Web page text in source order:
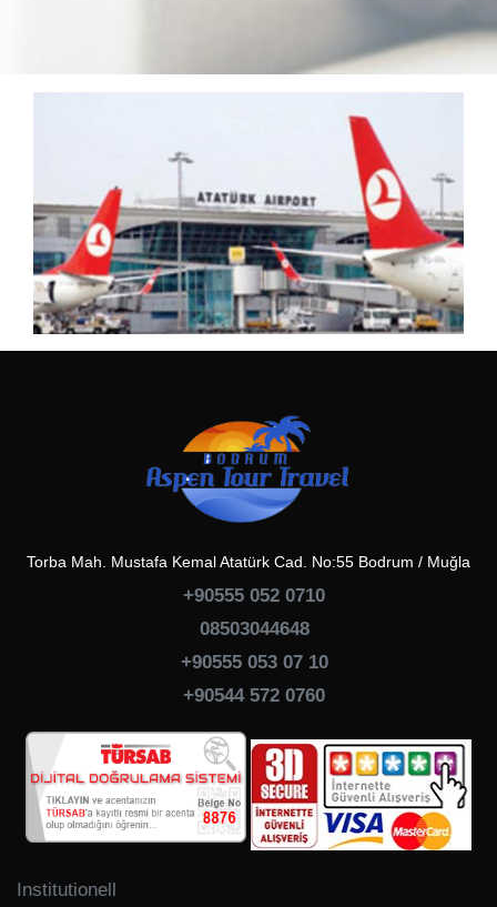
Torba Mah. Mustafa Kemal Atatürk Cad. No:55 Bodrum / Muğla
+90555 052 0710
08503044648
+90555 053 07 10
+90544 572 0760
Institutionell